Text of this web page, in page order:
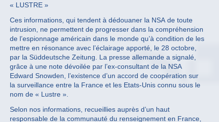
« LUSTRE »
Ces informations, qui tendent à dédouaner la NSA de toute
intrusion, ne permettent de progresser dans la compréhension
de l’espionnage américain dans le monde qu’à condition de les
mettre en résonance avec l’éclairage apporté, le 28 octobre,
par la Süddeutsche Zeitung. La presse allemande a signalé,
grâce à une note dévoilée par l’ex-consultant de la NSA
Edward Snowden, l’existence d’un accord de coopération sur
la surveillance entre la France et les Etats-Unis connu sous le
nom de « Lustre ».
Selon nos informations, recueillies auprès d’un haut
responsable de la communauté du renseignement en France,